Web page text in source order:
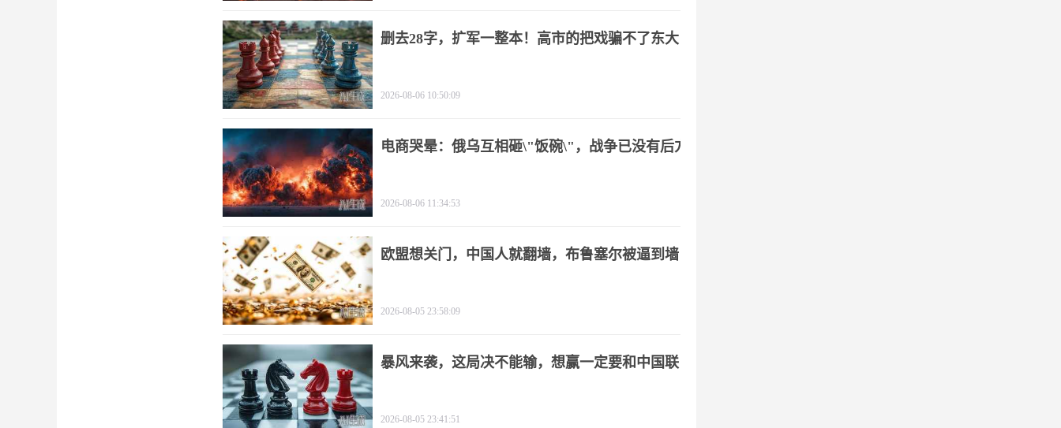
删去28字，扩军一整本！高市的把戏骗不了东大
2026-08-06 10:50:09
电商哭晕：俄乌互相砸\"饭碗\"，战争已没有后方
2026-08-06 11:34:53
欧盟想关门，中国人就翻墙，布鲁塞尔被逼到墙
2026-08-05 23:58:09
暴风来袭，这局决不能输，想赢一定要和中国联
2026-08-05 23:41:51